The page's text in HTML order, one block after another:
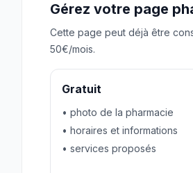
Gérez votre page
Cette page peut déjà être
50€/mois.
Gratuit
• photo de la pharmacie
• horaires et informations
• services proposés